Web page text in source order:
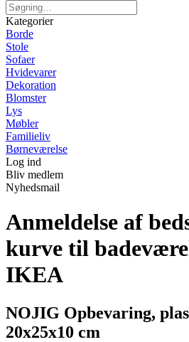
Kategorier
Borde
Stole
Sofaer
Hvidevarer
Dekoration
Blomster
Lys
Møbler
Familieliv
Børneværelse
Log ind
Bliv medlem
Nyhedsmail
Anmeldelse af
kurve til
IKEA
NOJIG Opbevaring,
20x25x10 cm